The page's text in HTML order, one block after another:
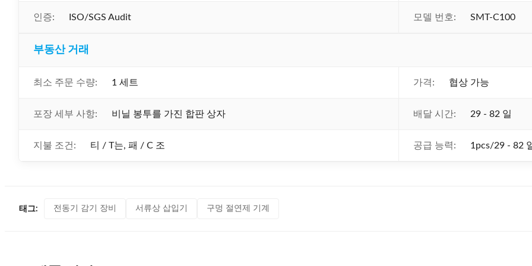
인증: ISO/SGS Audit 모델 번호: SMT-C100
부동산 거래
최소 주문 수량: 1 세트 가격: 협상 가능
포장 세부 사항: 비닐 봉투를 가진 합판 상자 배달 시간: 29 - 82 일
지불 조건: 티 / T는, 패 / C 조 공급 능력: 1pcs/29 - 82
태그: 전동기 감기 장비 서류상 삽입기 구멍 절연제 기계